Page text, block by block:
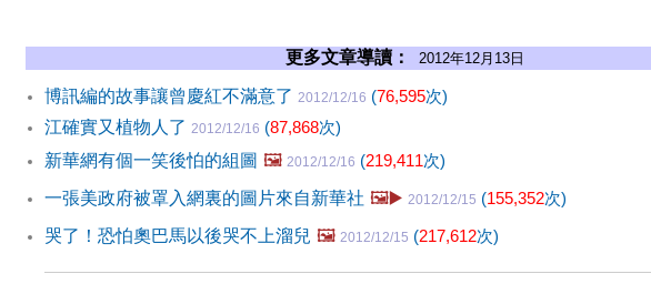
更多文章導讀： 2012年12月13日
博訊編的故事讓曾慶紅不滿意了 2012/12/16 (76,595次)
江確實又植物人了 2012/12/16 (87,868次)
新華網有個一笑後怕的組圖 🖼️ 2012/12/16 (219,411次)
一張美政府被罩入網裏的圖片來自新華社 🖼️▶️ 2012/12/15 (155,352次)
哭了！恐怕奧巴馬以後哭不上溜兒 🖼️ 2012/12/15 (217,612次)